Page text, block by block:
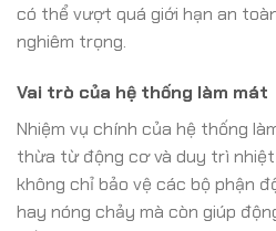
có thể vượt quá giới hạn an
nghiêm trọng.
Vai trò của hệ thống làm mát
Nhiệm vụ chính của hệ thống
thừa từ động cơ và duy trì
không chỉ bảo vệ các bộ phận
hay nóng chảy mà còn giúp